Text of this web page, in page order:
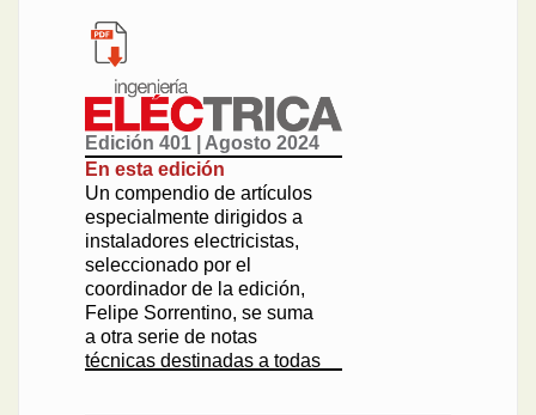
Edición 401 | Agosto 2024
En esta edición
Un compendio de artículos
especialmente dirigidos a
instaladores electricistas,
seleccionado por el
coordinador de la edición,
Felipe Sorrentino, se suma
a otra serie de notas
técnicas destinadas a todas